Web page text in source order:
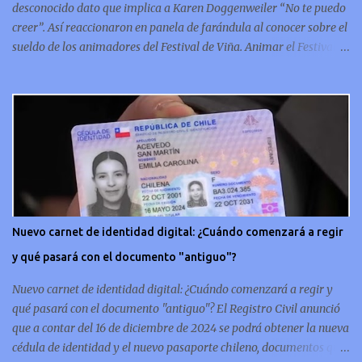
desconocido dato que implica a Karen Doggenweiler “No te puedo
creer”. Así reaccionaron en panela de farándula al conocer sobre el
sueldo de los animadores del Festival de Viña. Animar el Festival
debería ser acorde. ¿Cuánto ganará Karen Doggenweiler y su
acompañante? Según se conoce hasta ahora, los animadores del
Festival de Viña del Mar no reciben un sueldo por su rol en el
evento. Al menos no un monto extra al que venían percibirndo por
contrato con su canal empleador. “A la Karen no le pagan, no le
pagan aparte. Hace rato que no pagan”, confirmó la periodista de
espectáculos, Cecilia Gutiérrez, en el programa Hay Que Decirlo
(Canal 13). “A mí la Tonka (Tomicic) me dijo que a ellos no le
pagaban”, complementó Willy Sabor. Nacho Gutiérrez aportó que,
Nuevo carnet de identidad digital: ¿Cuándo comenzará a regir
y qué pasará con el documento "antiguo"?
Nuevo carnet de identidad digital: ¿Cuándo comenzará a regir y
qué pasará con el documento "antiguo"? El Registro Civil anunció
que a contar del 16 de diciembre de 2024 se podrá obtener la nueva
cédula de identidad y el nuevo pasaporte chileno, documentos que